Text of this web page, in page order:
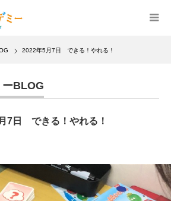
2022年5月7日 できる！やれる！
ーBLOG
7日 できる！やれる！